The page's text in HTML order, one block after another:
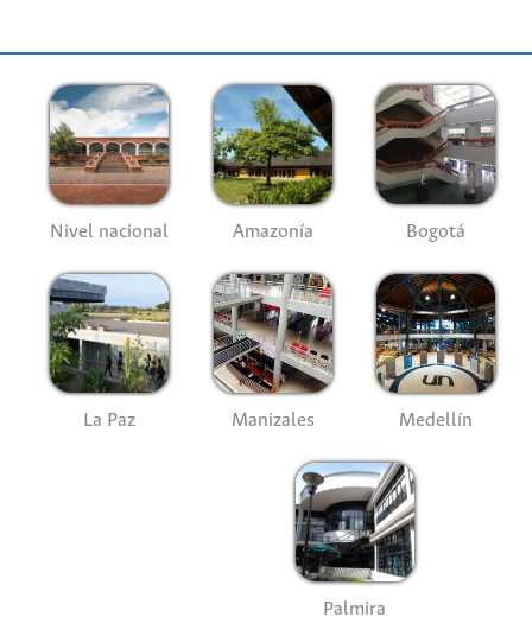
Nivel nacional Amazonía Bogotá
La Paz Manizales Medellín
Palmira